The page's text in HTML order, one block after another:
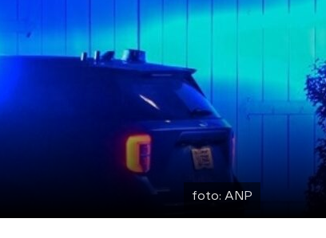
foto: ANP